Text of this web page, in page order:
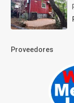
Proveedores